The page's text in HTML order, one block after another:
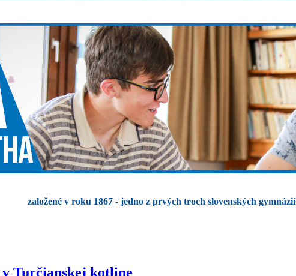
založené v roku 1867 - jedno z prvých troch slovenských gymnázií
Turčianskej kotline